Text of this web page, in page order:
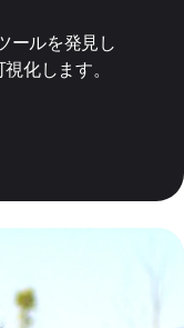
ールを発見し
化します。